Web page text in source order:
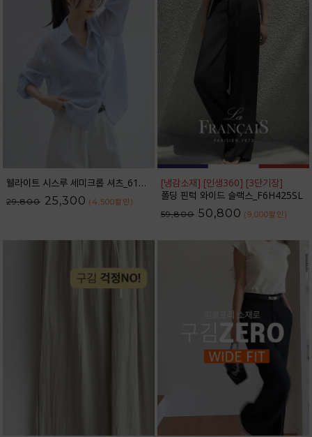
웰라이트 시스루 세미크롭 셔츠_61SH2490
29,800 25,300 (4,500할인 )
[냉감소재] [인생360] [3단기장]
폴딩 핀턱 와이드 슬랙스_F6H425SL
59,800 50,800 (9,000할인 )